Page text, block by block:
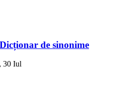
de sinonime
30 Iul